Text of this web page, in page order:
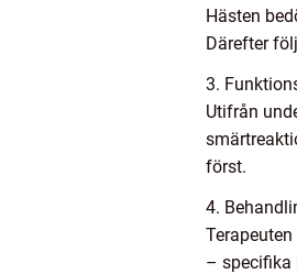
Hästen
Därefter
3.
Utifrån
först.
4.
– specifika